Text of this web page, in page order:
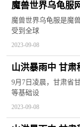
魔兽世界乌龟服
魔兽世界乌龟服是魔
受到全球
2023-09-08
山洪暴雨中 甘
9月7日凌晨，甘肃省
等基础设
2023-09-08